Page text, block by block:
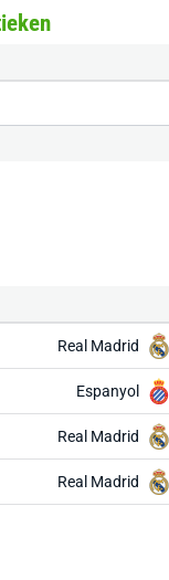
Real Madrid
Espanyol
Real Madrid
Real Madrid